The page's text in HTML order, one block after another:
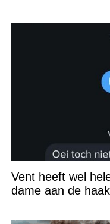
Vent heeft wel
dame aan de